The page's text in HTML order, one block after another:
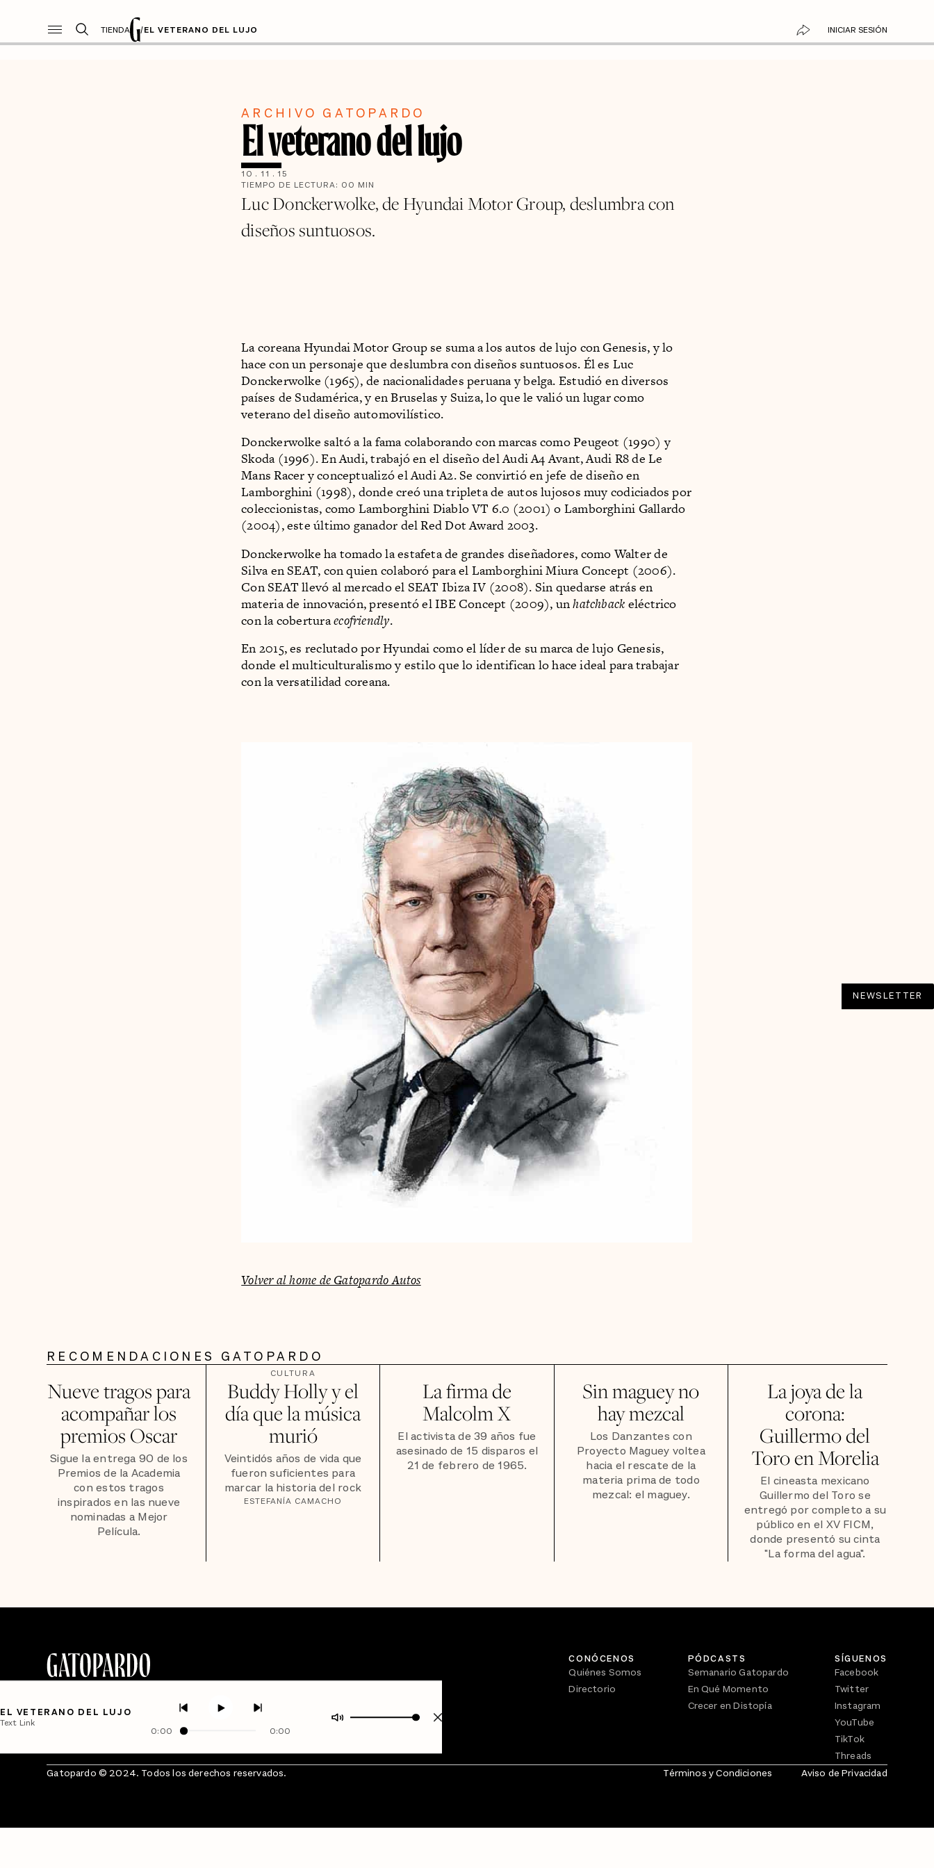
TIENDA /EL VETERANO DEL LUJO INICIAR SESIÓN
ARCHIVO GATOPARDO
El veterano del lujo
10 . 11 . 15
TIEMPO DE LECTURA: 00 MIN
Luc Donckerwolke, de Hyundai Motor Group, deslumbra con
diseños suntuosos.
La coreana Hyundai Motor Group se suma a los autos de lujo con Genesis, y lo
hace con un personaje que deslumbra con diseños suntuosos. Él es Luc
Donckerwolke (1965), de nacionalidades peruana y belga. Estudió en diversos
países de Sudamérica, y en Bruselas y Suiza, lo que le valió un lugar como
veterano del diseño automovilístico.
Donckerwolke saltó a la fama colaborando con marcas como Peugeot (1990) y
Skoda (1996). En Audi, trabajó en el diseño del Audi A4 Avant, Audi R8 de Le
Mans Racer y conceptualizó el Audi A2. Se convirtió en jefe de diseño en
Lamborghini (1998), donde creó una tripleta de autos lujosos muy codiciados por
coleccionistas, como Lamborghini Diablo VT 6.0 (2001) o Lamborghini Gallardo
(2004), este último ganador del Red Dot Award 2003.
Donckerwolke ha tomado la estafeta de grandes diseñadores, como Walter de
Silva en SEAT, con quien colaboró para el Lamborghini Miura Concept (2006).
Con SEAT llevó al mercado el SEAT Ibiza IV (2008). Sin quedarse atrás en
materia de innovación, presentó el IBE Concept (2009), unhatchback eléctrico
con la coberturaecofriendly.
En 2015, es reclutado por Hyundai como el líder de su marca de lujo Genesis,
donde el multiculturalismo y estilo que lo identifican lo hace ideal para trabajar
con la versatilidad coreana.
Volver al home de Gatopardo Autos
NEWSLETTER
RECOMENDACIONES GATOPARDO
Nueve tragos para
acompañar los
premios Oscar
Sigue la entrega 90 de los
Premios de la Academia
con estos tragos
inspirados en las nueve
nominadas a Mejor
Película.
CULTURA
Buddy Holly y el
día que la música
murió
Veintidós años de vida que
fueron suficientes para
marcar la historia del rock
ESTEFANÍA CAMACHO
La firma de
Malcolm X
El activista de 39 años fue
asesinado de 15 disparos el
21 de febrero de 1965.
Sin maguey no
hay mezcal
Los Danzantes con
Proyecto Maguey voltea
hacia el rescate de la
materia prima de todo
mezcal: el maguey.
La joya de la
corona:
Guillermo del
Toro en Morelia
El cineasta mexicano
Guillermo del Toro se
entregó por completo a su
público en el XV FICM,
donde presentó su cinta
"La forma del agua".
EL VETERANO DEL LUJO
Text Link
0:00 0:00
CONÓCENOS
Quiénes Somos
Directorio
PÓDCASTS
Semanario Gatopardo
En Qué Momento
Crecer en Distopía
SÍGUENOS
Facebook
Twitter
Instagram
YouTube
TikTok
Threads
Gatopardo © 2024. Todos los derechos reservados.
Términos y Condiciones Aviso de Privacidad